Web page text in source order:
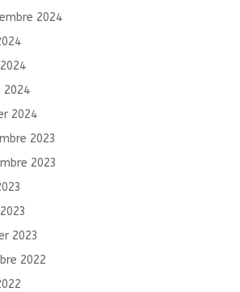
2024
2024
2024
2023
2023
2023
2022